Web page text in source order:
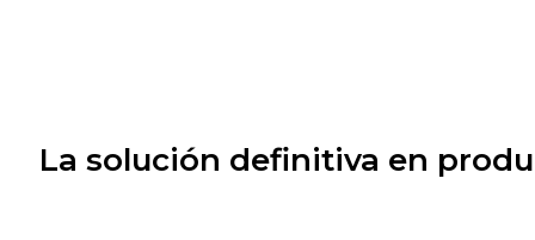
La solución definitiva en